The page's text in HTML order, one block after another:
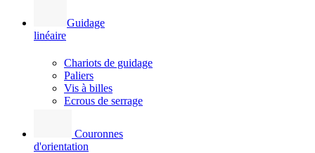
Guidage
linéaire
Chariots de guidage
Paliers
Vis à billes
Ecrous de serrage
Couronnes
d'orientation